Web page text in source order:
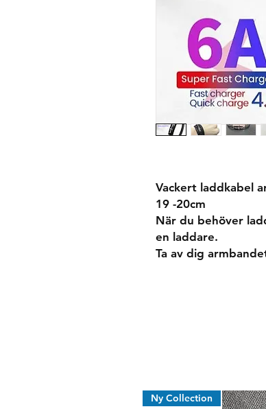
Vackert laddkabel
19 -20cm
När du behöver
en laddare.
Ta av dig
Ny Collection